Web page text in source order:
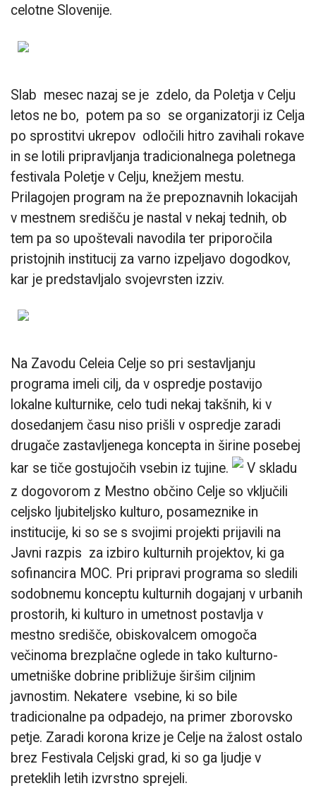
celotne Slovenije.
Slab mesec nazaj se je zdelo, da Poletja v Celju
letos ne bo, potem pa so se organizatorji iz Celja
po sprostitvi ukrepov odločili hitro zavihali rokave
in se lotili pripravljanja tradicionalnega poletnega
festivala Poletje v Celju, knežjem mestu.
Prilagojen program na že prepoznavnih lokacijah
v mestnem središču je nastal v nekaj tednih, ob
tem pa so upoštevali navodila ter priporočila
pristojnih institucij za varno izpeljavo dogodkov,
kar je predstavljalo svojevrsten izziv.
Na Zavodu Celeia Celje so pri sestavljanju
programa imeli cilj, da v ospredje postavijo
lokalne kulturnike, celo tudi nekaj takšnih, ki v
dosedanjem času niso prišli v ospredje zaradi
drugače zastavljenega koncepta in širine posebej
kar se tiče gostujočih vsebin iz tujine.
V skladu
z dogovorom z Mestno občino Celje so vključili
celjsko ljubiteljsko kulturo, posameznike in
institucije, ki so se s svojimi projekti prijavili na
Javni razpis za izbiro kulturnih projektov, ki ga
sofinancira MOC. Pri pripravi programa so sledili
sodobnemu konceptu kulturnih dogajanj v urbanih
prostorih, ki kulturo in umetnost postavlja v
mestno središče, obiskovalcem omogoča
večinoma brezplačne oglede in tako kulturno-
umetniške dobrine približuje širšim ciljnim
javnostim. Nekatere vsebine, ki so bile
tradicionalne pa odpadejo, na primer zborovsko
petje. Zaradi korona krize je Celje na žalost ostalo
brez Festivala Celjski grad, ki so ga ljudje v
preteklih letih izvrstno sprejeli.